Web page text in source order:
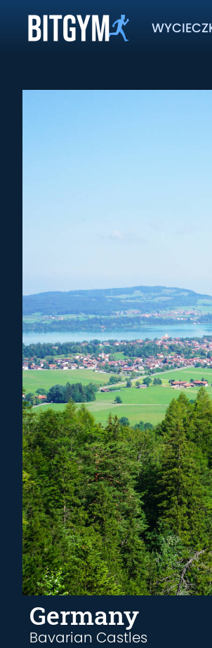
Germany
Bavarian Castles